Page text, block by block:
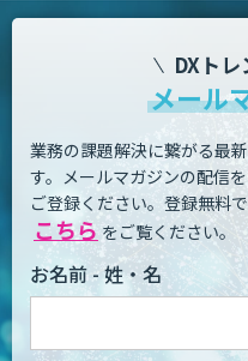
DXト
メール
業務の課題解決に繋がる最
す。 メールマガジンの配信
ご登録ください。登録無料で
こちら をご覧ください。
お名前 - 姓・名